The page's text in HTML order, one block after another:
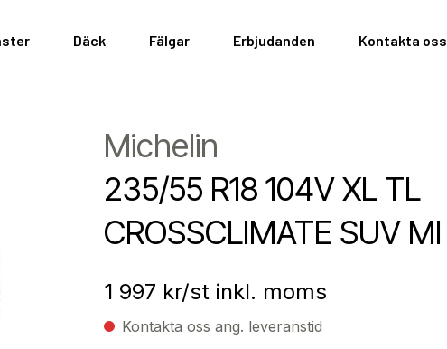
Däck Fälgar Erbjudanden Kontakta oss
Michelin
235/55 R18 104V XL TL
CROSSCLIMATE SUV MI
1 997 kr/st inkl. moms
Kontakta oss ang. leveranstid